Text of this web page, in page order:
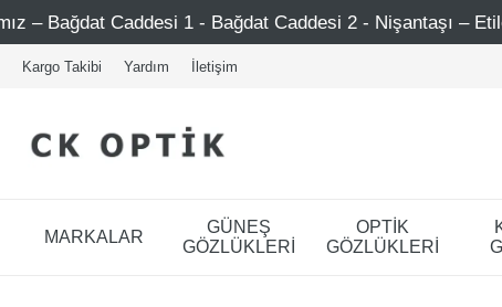
Caddesi 1 - Bağdat Caddesi 2 - Nişantaşı – Etiler – Ataşehir
Kargo Takibi Yardım İletişim
MARKALAR
GÜNEŞ
GÖZLÜKLERİ
OPTİK
GÖZLÜKLERİ